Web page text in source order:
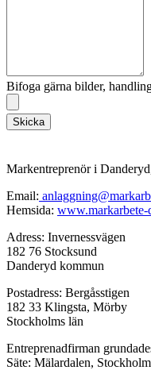
Bifoga gärna bilder,
Skicka
Markentreprenör i
Email:
Hemsida: www.markarbete-
Adress: Invernessvägen
182 76 Stocksund
Danderyd kommun
Postadress: Bergåsstigen
182 33 Klingsta, Mörby
Stockholms län
Entreprenadfirman
Säte: Mälardalen, Stockholm